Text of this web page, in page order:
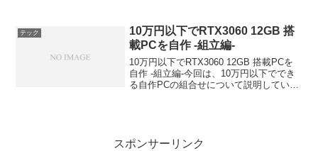
テック
10万円以下でRTX3060 12GB 搭
載PCを自作 -組立編-
10万円以下でRTX3060 12GB 搭載PCを
自作 -組立編-今回は、10万円以下ででき
る自作PCの組合せについて説明していき
スポンサーリンク